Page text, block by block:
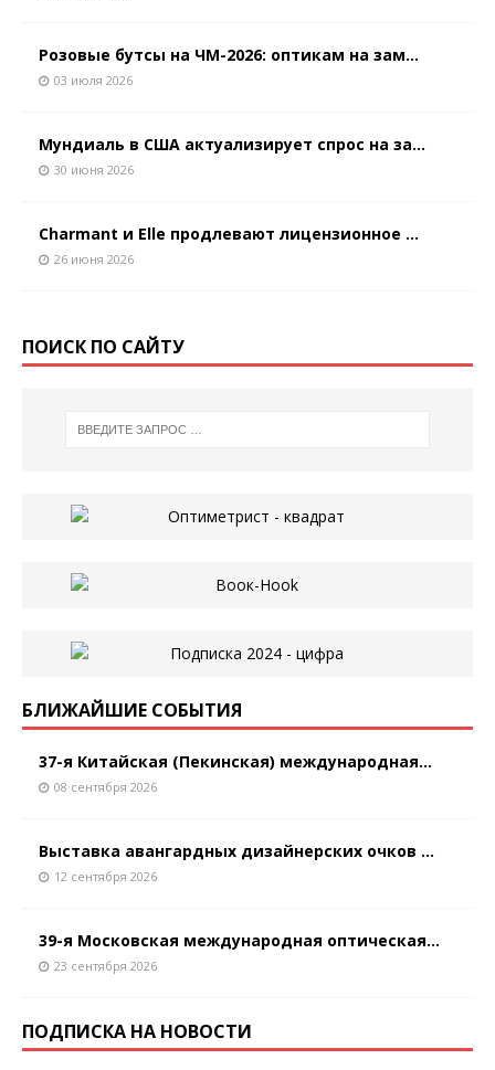
Розовые бутсы на ЧМ-2026: оптикам на зам...
03 июля 2026
Мундиаль в США актуализирует спрос на за...
30 июня 2026
Charmant и Elle продлевают лицензионное ...
26 июня 2026
ПОИСК ПО САЙТУ
БЛИЖАЙШИЕ СОБЫТИЯ
37-я Китайская (Пекинская) международная...
08 сентября 2026
Выставка авангардных дизайнерских очков ...
12 сентября 2026
39-я Московская международная оптическая...
23 сентября 2026
ПОДПИСКА НА НОВОСТИ